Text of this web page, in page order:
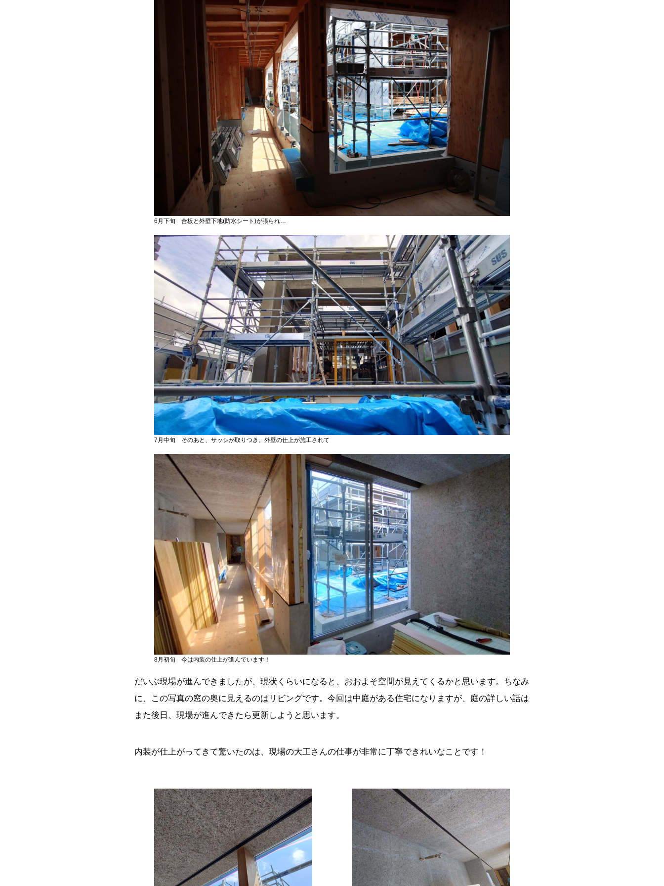
6月下旬 合板と外壁下地(防水シート)が張られ…
7月中旬 そのあと、サッシが取りつき、外壁の仕上が施工されて
8月初旬 今は内装の仕上が進んでいます！
だいぶ現場が進んできましたが、現状くらいになると、おおよそ空間が見えてくるかと思います。ちなみ
に、この写真の窓の奥に見えるのはリビングです。今回は中庭がある住宅になりますが、庭の詳しい話は
また後日、現場が進んできたら更新しようと思います。
内装が仕上がってきて驚いたのは、現場の大工さんの仕事が非常に丁寧できれいなことです！